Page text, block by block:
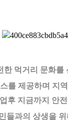
한 먹거리 문화
를 제공하며 지
후 지금까지 안
들과의 상생을 위